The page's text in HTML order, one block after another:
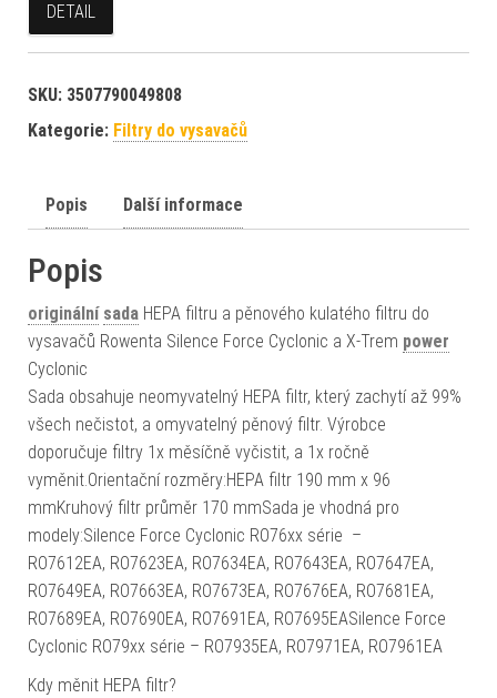
DETAIL
SKU: 3507790049808
Kategorie: Filtry do vysavačů
Popis Další informace
Popis
originální sada HEPA filtru a pěnového kulatého filtru do
vysavačů Rowenta Silence Force Cyclonic a X-Trem power
Cyclonic
Sada obsahuje neomyvatelný HEPA filtr, který zachytí až 99%
všech nečistot, a omyvatelný pěnový filtr. Výrobce
doporučuje filtry 1x měsíčně vyčistit, a 1x ročně
vyměnit.Orientační rozměry:HEPA filtr 190 mm x 96
mmKruhový filtr průměr 170 mmSada je vhodná pro
modely:Silence Force Cyclonic RO76xx série –
RO7612EA, RO7623EA, RO7634EA, RO7643EA, RO7647EA,
RO7649EA, RO7663EA, RO7673EA, RO7676EA, RO7681EA,
RO7689EA, RO7690EA, RO7691EA, RO7695EASilence Force
Cyclonic RO79xx série – RO7935EA, RO7971EA, RO7961EA
Kdy měnit HEPA filtr?